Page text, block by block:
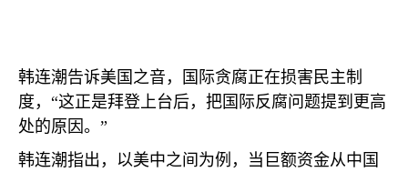
韩连潮告诉美国之音，国际贪腐正在损害民主制
度，“这正是拜登上台后，把国际反腐问题提到更高
处的原因。”
韩连潮指出，以美中之间为例，当巨额资金从中国